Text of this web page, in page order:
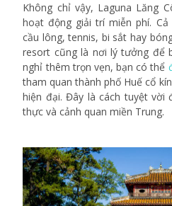
Không chỉ vậy, Laguna Lăng
hoạt động giải trí miễn phí.
cầu lông, tennis, bi sắt hay
resort cũng là nơi lý tưởng để
nghỉ thêm trọn vẹn, bạn có thể
tham quan thành phố Huế cổ
hiện đại. Đây là cách tuyệt vời
thực và cảnh quan miền Trung.